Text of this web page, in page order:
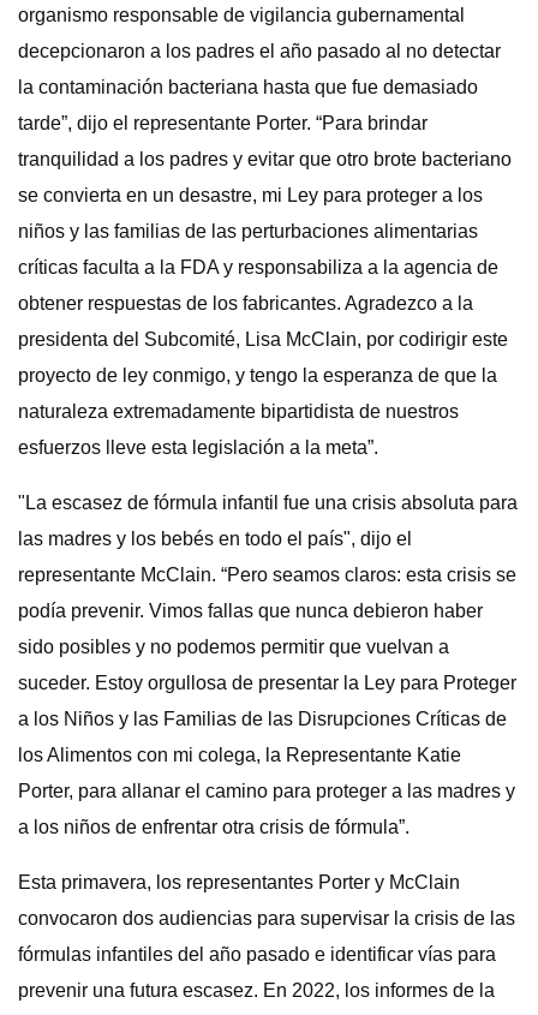
organismo responsable de vigilancia gubernamental
decepcionaron a los padres el año pasado al no detectar
la contaminación bacteriana hasta que fue demasiado
tarde”, dijo el representante Porter. “Para brindar
tranquilidad a los padres y evitar que otro brote bacteriano
se convierta en un desastre, mi Ley para proteger a los
niños y las familias de las perturbaciones alimentarias
críticas faculta a la FDA y responsabiliza a la agencia de
obtener respuestas de los fabricantes. Agradezco a la
presidenta del Subcomité, Lisa McClain, por codirigir este
proyecto de ley conmigo, y tengo la esperanza de que la
naturaleza extremadamente bipartidista de nuestros
esfuerzos lleve esta legislación a la meta”.
"La escasez de fórmula infantil fue una crisis absoluta para
las madres y los bebés en todo el país", dijo el
representante McClain. “Pero seamos claros: esta crisis se
podía prevenir. Vimos fallas que nunca debieron haber
sido posibles y no podemos permitir que vuelvan a
suceder. Estoy orgullosa de presentar la Ley para Proteger
a los Niños y las Familias de las Disrupciones Críticas de
los Alimentos con mi colega, la Representante Katie
Porter, para allanar el camino para proteger a las madres y
a los niños de enfrentar otra crisis de fórmula”.
Esta primavera, los representantes Porter y McClain
convocaron dos audiencias para supervisar la crisis de las
fórmulas infantiles del año pasado e identificar vías para
prevenir una futura escasez. En 2022, los informes de la